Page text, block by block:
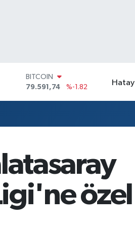
BITCOIN
79.591,74
%-1.82
53,38690
%0.19
G.ALTIN
6862,09000
%0.19
14.598,00
%0
Hatay
özel